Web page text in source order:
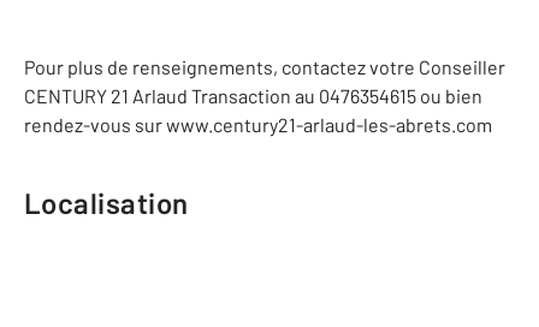
Pour plus de renseignements, contactez votre Conseiller
CENTURY 21 Arlaud Transaction au 0476354615 ou bien
rendez-vous sur www.century21-arlaud-les-abrets.com
Localisation